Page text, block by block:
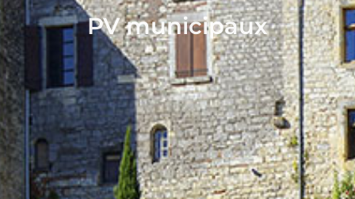
PV municipaux